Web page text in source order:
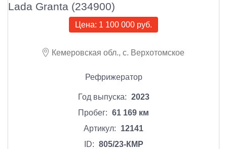
Lada Granta (234900)
Цена: 1 100 000 руб.
Кемеровская обл., с. Верхотомское
Рефрижератор
Год выпуска: 2023
Пробег: 61 169 км
Артикул:
12141
ID: 805/23-КМР